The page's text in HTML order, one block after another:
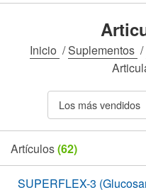
Inicio /Suplementos /
Los más vendidos
Artículos(62)
SUPERFLEX-3